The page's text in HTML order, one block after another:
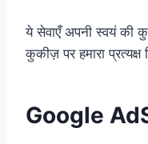
ये सेवाएँ अपनी स्वयं की
कुकीज़ पर हमारा प्रत्यक्ष
Google